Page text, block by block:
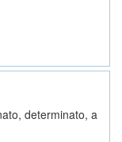
determinato, a